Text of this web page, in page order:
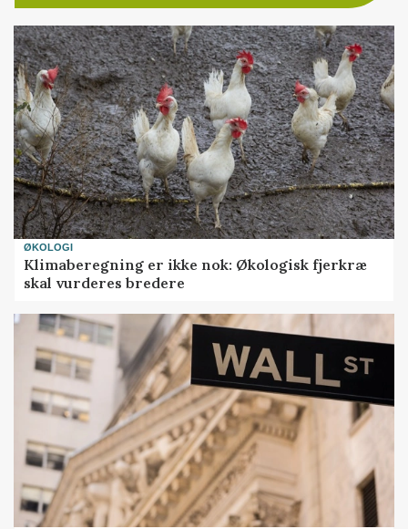
ØKOLOGI
Klimaberegning er ikke nok: Økologisk fjerkræ
skal vurderes bredere